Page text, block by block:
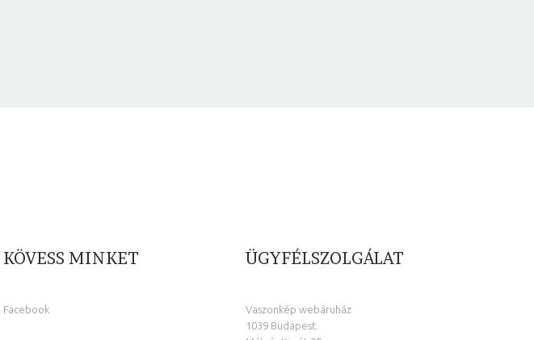
KÖVESS MINKET
Facebook
ÜGYFÉLSZOLGÁLAT
Vaszonkép webáruház
1039 Budapest.